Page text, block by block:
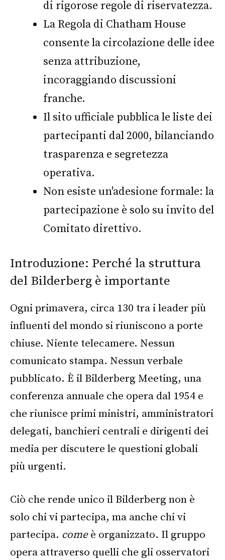
di rigorose regole di riservatezza.
La Regola di Chatham House
consente la circolazione delle idee
senza attribuzione,
incoraggiando discussioni
franche.
Il sito ufficiale pubblica le liste dei
partecipanti dal 2000, bilanciando
trasparenza e segretezza
operativa.
Non esiste un'adesione formale: la
partecipazione è solo su invito del
Comitato direttivo.
Introduzione: Perché la struttura
del Bilderberg è importante
Ogni primavera, circa 130 tra i leader più
influenti del mondo si riuniscono a porte
chiuse. Niente telecamere. Nessun
comunicato stampa. Nessun verbale
pubblicato. È il Bilderberg Meeting, una
conferenza annuale che opera dal 1954 e
che riunisce primi ministri, amministratori
delegati, banchieri centrali e dirigenti dei
media per discutere le questioni globali
più urgenti.
Ciò che rende unico il Bilderberg non è
solo chi vi partecipa, ma anche chi vi
partecipa. comeè organizzato. Il gruppo
opera attraverso quelli che gli osservatori